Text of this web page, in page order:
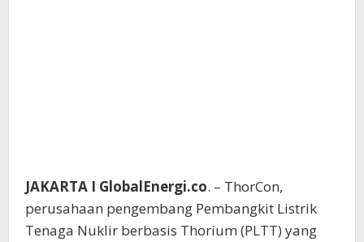
JAKARTA I GlobalEnergi.co. – ThorCon,
perusahaan pengembang Pembangkit Listrik
Tenaga Nuklir berbasis Thorium (PLTT) yang